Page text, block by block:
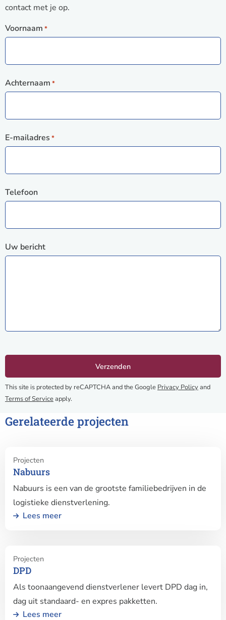
contact met je op.
Voornaam *
Achternaam *
E-mailadres *
Telefoon
Uw bericht
This site is protected by reCAPTCHA and the Google Privacy Policyand
Terms of Serviceapply.
Gerelateerde projecten
Projecten
Nabuurs
Nabuurs is een van de grootste familiebedrijven in de
logistieke dienstverlening.
Lees meer
meer
over
Nabuurs
Projecten
DPD
Als toonaangevend dienstverlener levert DPD dag in,
dag uit standaard- en expres pakketten.
Lees meer
meer
over
DPD